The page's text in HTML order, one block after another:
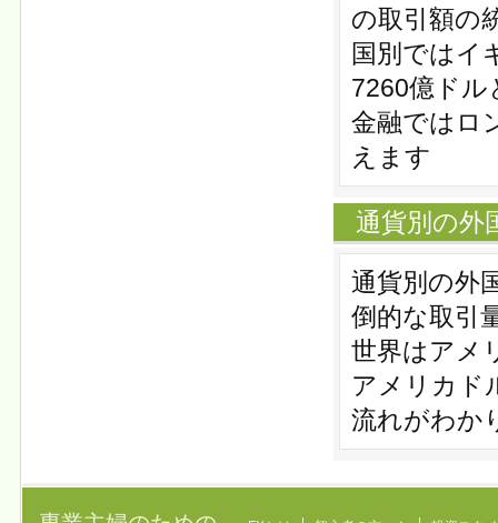
の取引額の
国別ではイ
7260億ドル
金融ではロ
えます
通貨別の外
通貨別の外
倒的な取引
世界はアメ
アメリカド
流れがわか